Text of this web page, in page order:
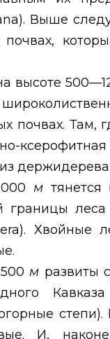
). Выше
почвах,
высоте
почвах.
м
границы
). Хвойные
м развиты
И,